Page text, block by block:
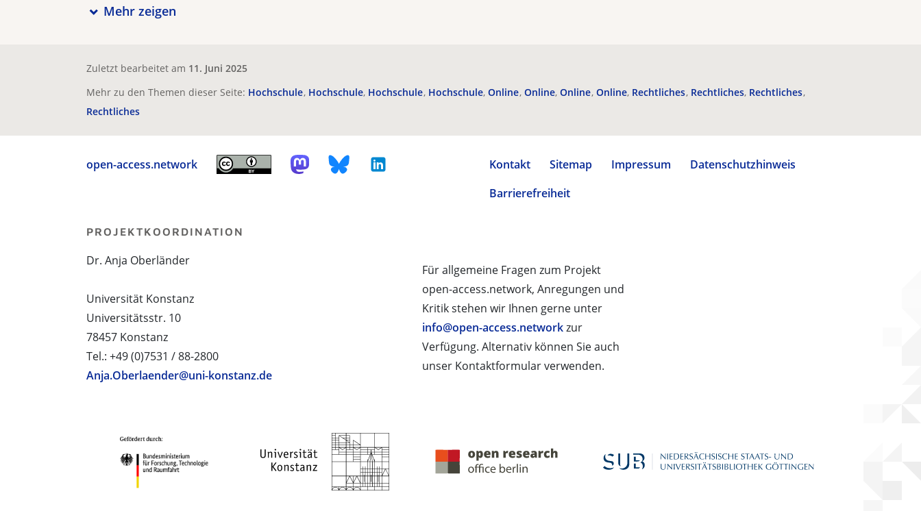
Mehr zeigen
Zuletzt bearbeitet am 11. Juni 2025
Mehr zu den Themen dieser Seite: Hochschule Hochschule Hochschule Hochschule Online Online Online Online Rechtliches Rechtliches Rechtliches
Rechtliches
open-access.network Kontakt Sitemap Impressum
Datenschutzhinweis
Barrierefreiheit
Für allgemeine Fragen zum Projekt
open-access.network, Anregungen und
Kritik stehen wir Ihnen gerne unter
info@open-access.networkzur
Verfügung. Alternativ können Sie auch
unser Kontaktformular verwenden.
PROJEKTKOORDINATION
Dr. Anja Oberländer
Universität Konstanz
Universitätsstr. 10
78457 Konstanz
Tel.: +49 (0)7531 / 88-2800
Anja.Oberlaender@uni-konstanz.de